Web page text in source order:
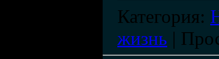
Категория:
жизнь |